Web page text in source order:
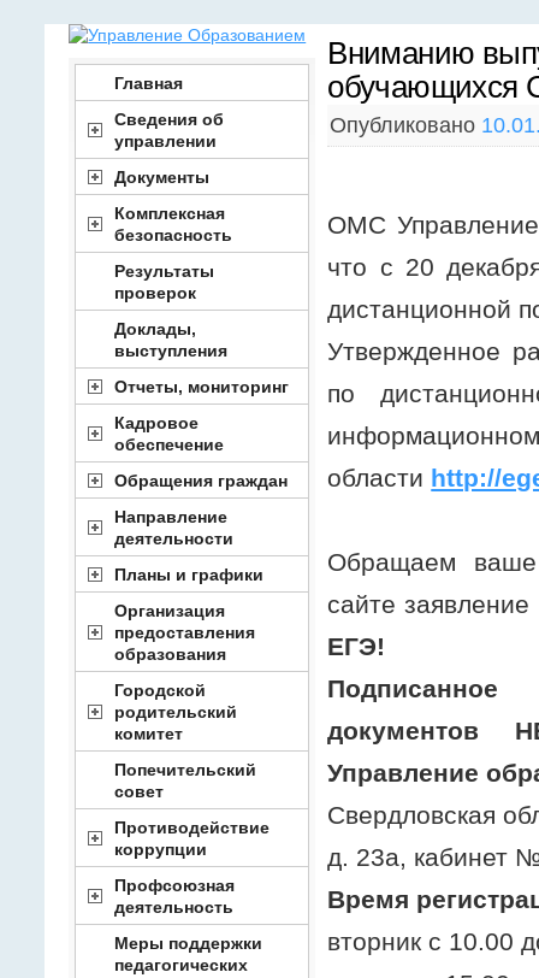
Вниманию
обучающихся
Опубликовано
ОМС
что с 20
дистанционной
Утвержденное
по
области http://
Обращаем
сайте заявление
ЕГЭ!
документов
Управление
Свердловская
д. 23а, кабинет
Время
вторник с 10.00
Главная
Сведения об
управлении
Документы
Комплексная
безопасность
Результаты
проверок
Доклады,
выступления
Отчеты, мониторинг
Кадровое
обеспечение
Обращения граждан
Направление
деятельности
Планы и графики
Организация
предоставления
образования
Городской
родительский
комитет
Попечительский
совет
Противодействие
коррупции
Профсоюзная
деятельность
Меры поддержки
педагогических